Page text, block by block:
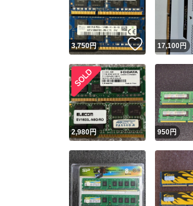
3,750円 いいね！
17,100円
2,980円 950円